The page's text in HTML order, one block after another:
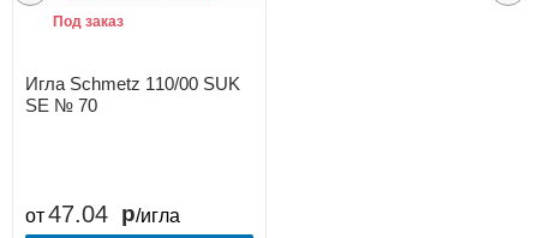
Игла Schmetz 110/00 SUK
SE № 70
Под заказ
от47.04 /игла